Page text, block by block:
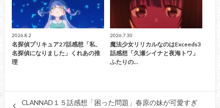
2026.8.2
名探偵プリキュア27話感想「私、
名探偵になりました」くれあの推
理
2026.7.30
魔法少女リリカルなのはExceeds3
話感想「久瀬シイナと夜海トワ」
ふたりの…
CLANNAD１５話感想「困った問題」春原の妹が可愛すぎ